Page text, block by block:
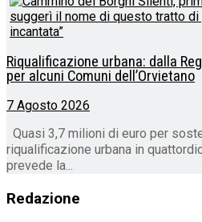
Riqualificazione urbana: dalla
per alcuni Comuni dell’Orvietano
7 Agosto 2026
Quasi 3,7 milioni di euro per
riqualificazione urbana in
prevede la...
Redazione